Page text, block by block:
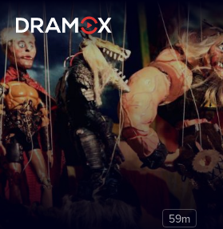
Cертифікати
Зареєструватися
59m